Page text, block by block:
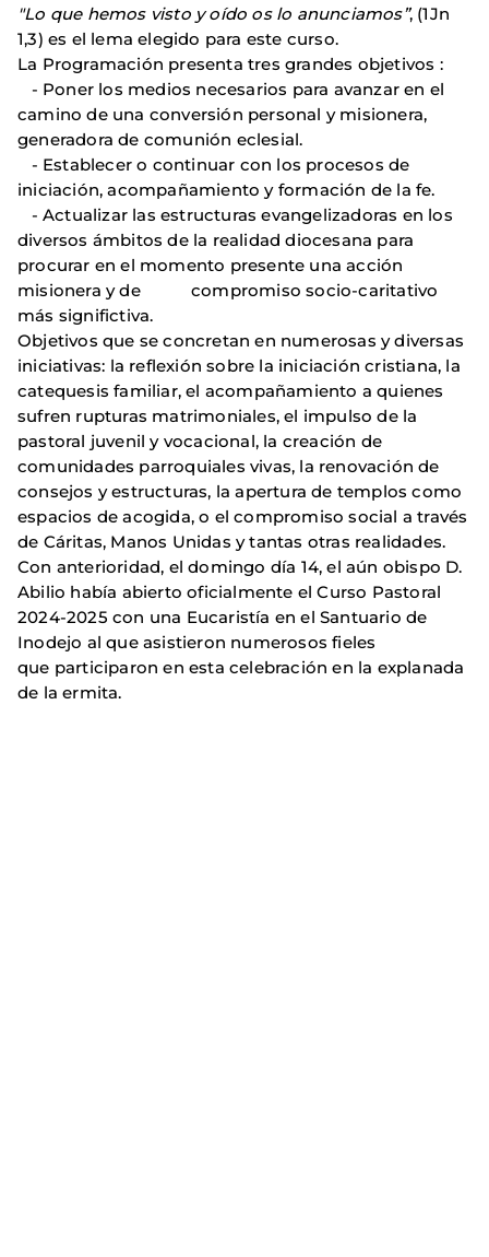
"Lo que hemos visto y oído os lo anunciamos”, (1Jn
1,3) es el lema elegido para este curso.
La Programación presenta tres grandes objetivos :
- Poner los medios necesarios para avanzar en el
camino de una conversión personal y misionera,
generadora de comunión eclesial.
- Establecer o continuar con los procesos de
iniciación, acompañamiento y formación de la fe.
- Actualizar las estructuras evangelizadoras en los
diversos ámbitos de la realidad diocesana para
procurar en el momento presente una acción
misionera y de compromiso socio-caritativo
más significtiva.
Objetivos que se concretan en numerosas y diversas
iniciativas: la reflexión sobre la iniciación cristiana, la
catequesis familiar, el acompañamiento a quienes
sufren rupturas matrimoniales, el impulso de la
pastoral juvenil y vocacional, la creación de
comunidades parroquiales vivas, la renovación de
consejos y estructuras, la apertura de templos como
espacios de acogida, o el compromiso social a través
de Cáritas, Manos Unidas y tantas otras realidades.
Con anterioridad, el domingo día 14, el aún obispo D.
Abilio había abierto oficialmente el Curso Pastoral
2024-2025 con una Eucaristía en el Santuario de
Inodejo al que asistieron numerosos fieles
que participaron en esta celebración en la explanada
de la ermita.